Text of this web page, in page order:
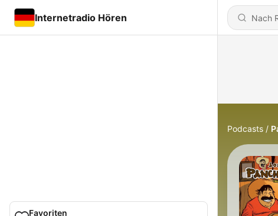
Internetradio Hören
Favoriten
Podcasts